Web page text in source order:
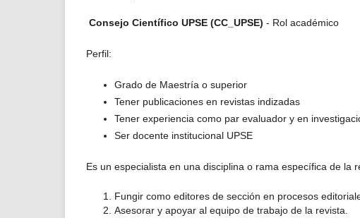
Consejo Científico UPSE (CC_UPSE) - Rol académico
Perfil:
Grado de Maestría o superior
Tener publicaciones en revistas indizadas
Tener experiencia como par evaluador y en
Ser docente institucional UPSE
Es un especialista en una disciplina o rama específica de la
Fungir como editores de sección en procesos
Asesorar y apoyar al equipo de trabajo de la revista.